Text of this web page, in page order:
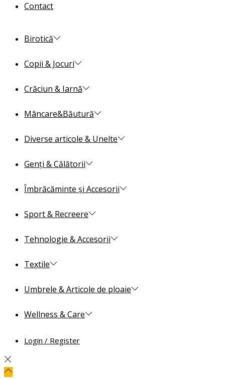
Contact
Birotică
Copii & Jocuri
Crăciun & Iarnă
Mâncare&Băutură
Diverse articole & Unelte
Genți & Călătorii
Îmbrăcăminte și Accesorii
Sport & Recreere
Tehnologie & Accesorii
Textile
Umbrele & Articole de ploaie
Wellness & Care
Login / Register